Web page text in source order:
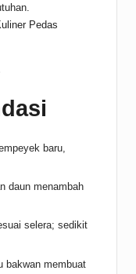
Pedas
baru,
daun menambah
selera; sedikit
bakwan membuat